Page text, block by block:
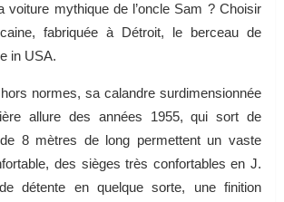
voiture mythique de l’oncle Sam ? Choisir
fabriquée à Détroit, le berceau de
in USA.
normes, sa calandre surdimensionnée
allure des années 1955, qui sort de
de 8 mètres de long permettent un vaste
des sièges très confortables en J.
détente en quelque sorte, une finition